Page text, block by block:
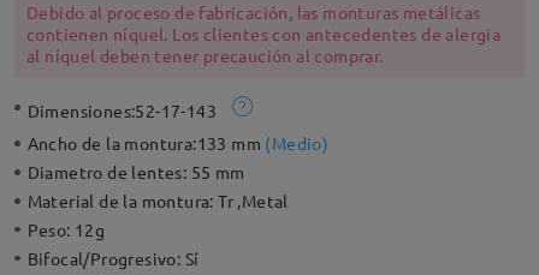
Debido al proceso de fabricación, las monturas metálicas
contienen níquel. Los clientes con antecedentes de alergia
al níquel deben tener precaución al comprar.
Dimensiones:52-17-143
Ancho de la montura:133 mm (Medio)
Diametro de lentes: 55 mm
Material de la montura:Tr ,Metal
Peso: 12g
Bifocal/Progresivo: Sí